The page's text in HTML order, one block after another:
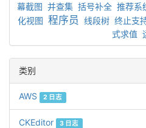
幕截图 并查集 括号补全 推荐系
化视图 程序员 线段树 终止支
式求值
类别
AWS 2 日志
CKEditor 3 日志